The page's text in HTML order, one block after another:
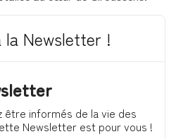
Newsletter !
être informés de la vie des
Newsletter est pour vous !